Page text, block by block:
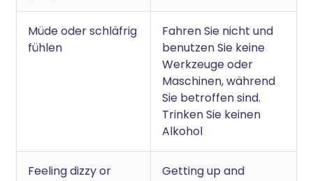
Müde oder schläfrig
fühlen
Fahren Sie nicht und
benutzen Sie keine
Werkzeuge oder
Maschinen, während
Sie betroffen sind.
Trinken Sie keinen
Alkohol
Feeling dizzy or
Getting up and